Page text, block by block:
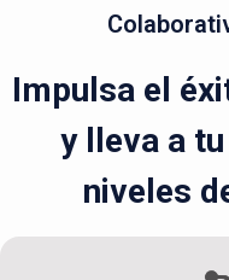
Impulsa el
y lleva a
niveles